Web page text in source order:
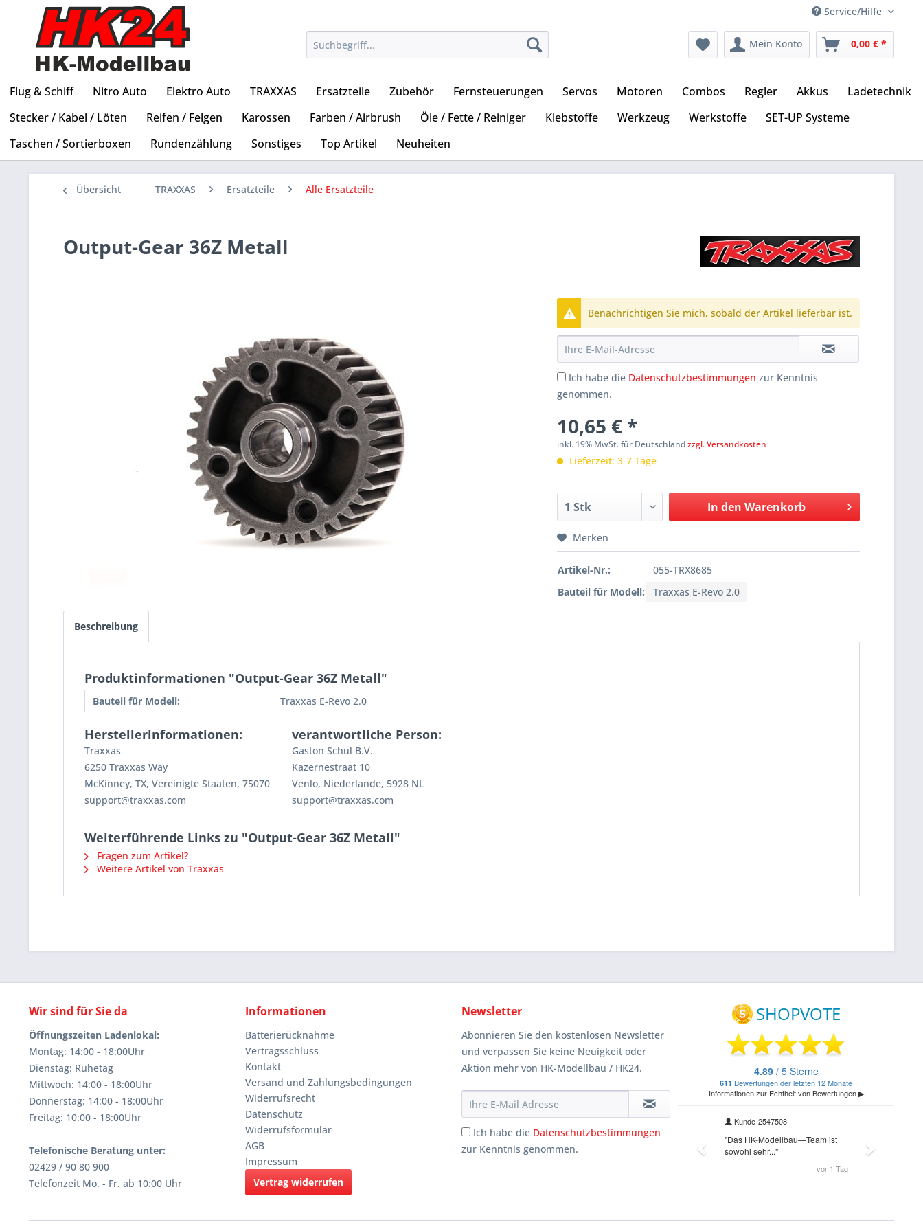
Service/Hilfe
Mein Konto 0,00 € *
Flug & Schiff Nitro Auto Elektro Auto TRAXXAS Ersatzteile Zubehör Fernsteuerungen Servos Motoren Combos Regler Akkus
Ladetechnik
Stecker / Kabel / Löten
Reifen / Felgen Karossen Farben / Airbrush Öle / Fette / Reiniger Klebstoffe Werkzeug Werkstoffe
SET-UP Systeme
Taschen / Sortierboxen
Rundenzählung Sonstiges Top Artikel Neuheiten
Übersicht TRAXXAS Ersatzteile Alle Ersatzteile
Output-Gear 36Z Metall
Benachrichtigen Sie mich, sobald der Artikel lieferbar ist.
Ich habe die Datenschutzbestimmungen zur Kenntnis
genommen.
10,65 € *
inkl. 19% MwSt. für Deutschlandzzgl. Versandkosten
Lieferzeit: 3-7 Tage
In den Warenkorb
Merken
Artikel-Nr.:
055-TRX8685
Bauteil für Modell:
Traxxas E-Revo 2.0
Beschreibung
Produktinformationen "Output-Gear 36Z Metall"
Bauteil für Modell: Traxxas E-Revo 2.0
Herstellerinformationen:
Traxxas
6250 Traxxas Way
McKinney, TX, Vereinigte Staaten, 75070
support@traxxas.com
verantwortliche Person:
Gaston Schul B.V.
Kazernestraat 10
Venlo, Niederlande, 5928 NL
support@traxxas.com
Weiterführende Links zu "Output-Gear 36Z Metall"
Fragen zum Artikel?
Weitere Artikel von Traxxas
Wir sind für Sie da
Öffnungszeiten Ladenlokal:
Montag: 14:00 - 18:00Uhr
Dienstag: Ruhetag
Mittwoch: 14:00 - 18:00Uhr
Donnerstag: 14:00 - 18:00Uhr
Freitag: 10:00 - 18:00Uhr
Telefonische Beratung unter:
02429 / 90 80 900
Telefonzeit Mo. - Fr. ab 10:00 Uhr
Informationen
Batterierücknahme
Vertragsschluss
Kontakt
Versand und Zahlungsbedingungen
Widerrufsrecht
Datenschutz
Widerrufsformular
AGB
Impressum
Vertrag widerrufen
Newsletter
Abonnieren Sie den kostenlosen Newsletter
und verpassen Sie keine Neuigkeit oder
Aktion mehr von HK-Modellbau / HK24.
Ich habe die Datenschutzbestimmungen
zur Kenntnis genommen.